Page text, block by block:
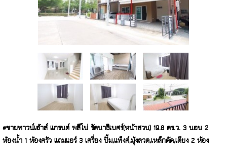
#ขายทาวน์เฮ้าส์ แกรนด์ พลีโน่ รัตนาธิเบศร์(หน้าสวน) 19.8 ตร.ว. 3 นอน 2
ห้องน้ำ 1 ห้องครัว แถมแอร์ 3 เครื่อง ปั๊ม,แท็งค์,มุ้งลวด,เหล็กดัด,เตียง 2 ห้อง